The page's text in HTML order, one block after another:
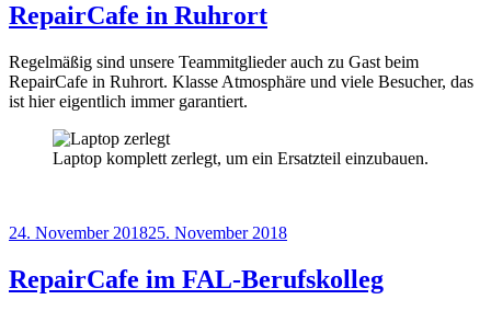
RepairCafe in Ruhrort
Regelmäßig sind unsere Teammitglieder auch zu Gast beim
RepairCafe in Ruhrort. Klasse Atmosphäre und viele Besucher, das
ist hier eigentlich immer garantiert.
Laptop komplett zerlegt, um ein Ersatzteil einzubauen.
Veröffentlicht
24. November 201825. November 2018
RepairCafe im FAL-Berufskolleg